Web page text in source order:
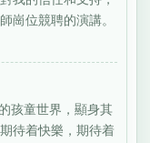
崗位競聘的演講。
孩童世界，顯身其
待着快樂，期待着